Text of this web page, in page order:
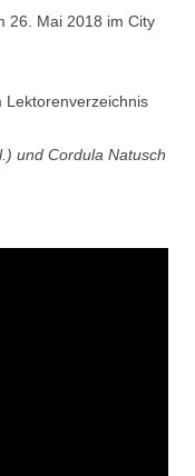
26. Mai 2018 im City
Lektorenverzeichnis
und Cordula Natusch